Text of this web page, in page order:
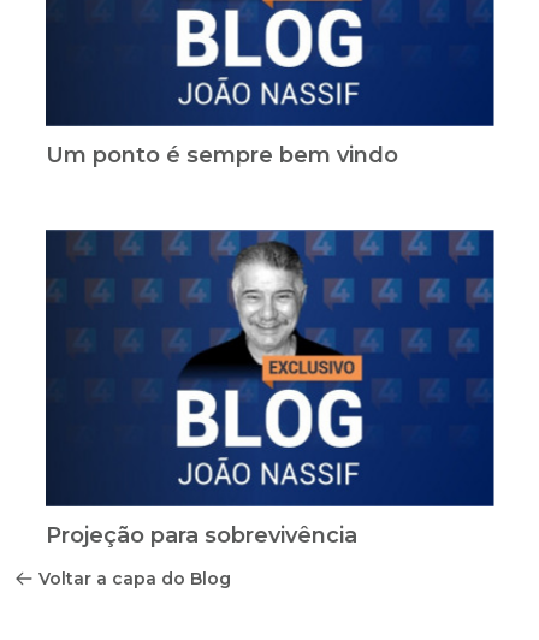
Um ponto é sempre bem vindo
Projeção para sobrevivência
Voltar a capa do Blog